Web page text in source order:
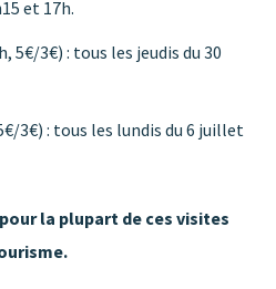
et 17h.
5€/3€) : tous les jeudis du 30
3€) : tous les lundis du 6 juillet
la plupart de ces visites